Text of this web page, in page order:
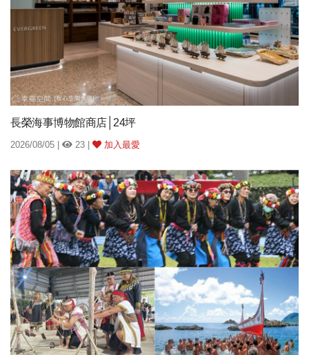
長榮海事博物館商店│24坪
2026/08/05 | 23 | 加入最愛